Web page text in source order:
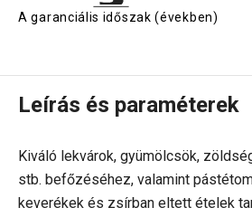
A garanciális időszak (években)
Leírás és paraméterek
Kiváló lekvárok, gyümölcsök,
stb. befőzéséhez, valamint
keverékek és zsírban eltett ételek